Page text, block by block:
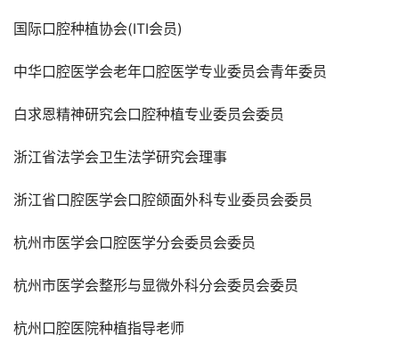
国际口腔种植协会(ITI会员)
中华口腔医学会老年口腔医学专业委员会青年委员
白求恩精神研究会口腔种植专业委员会委员
浙江省法学会卫生法学研究会理事
浙江省口腔医学会口腔颌面外科专业委员会委员
杭州市医学会口腔医学分会委员会委员
杭州市医学会整形与显微外科分会委员会委员
杭州口腔医院种植指导老师